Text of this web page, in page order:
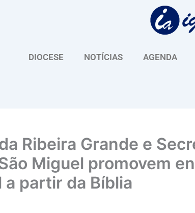
DIOCESE NOTÍCIAS AGENDA
Ribeira Grande e
Miguel promovem
a partir da Bíblia